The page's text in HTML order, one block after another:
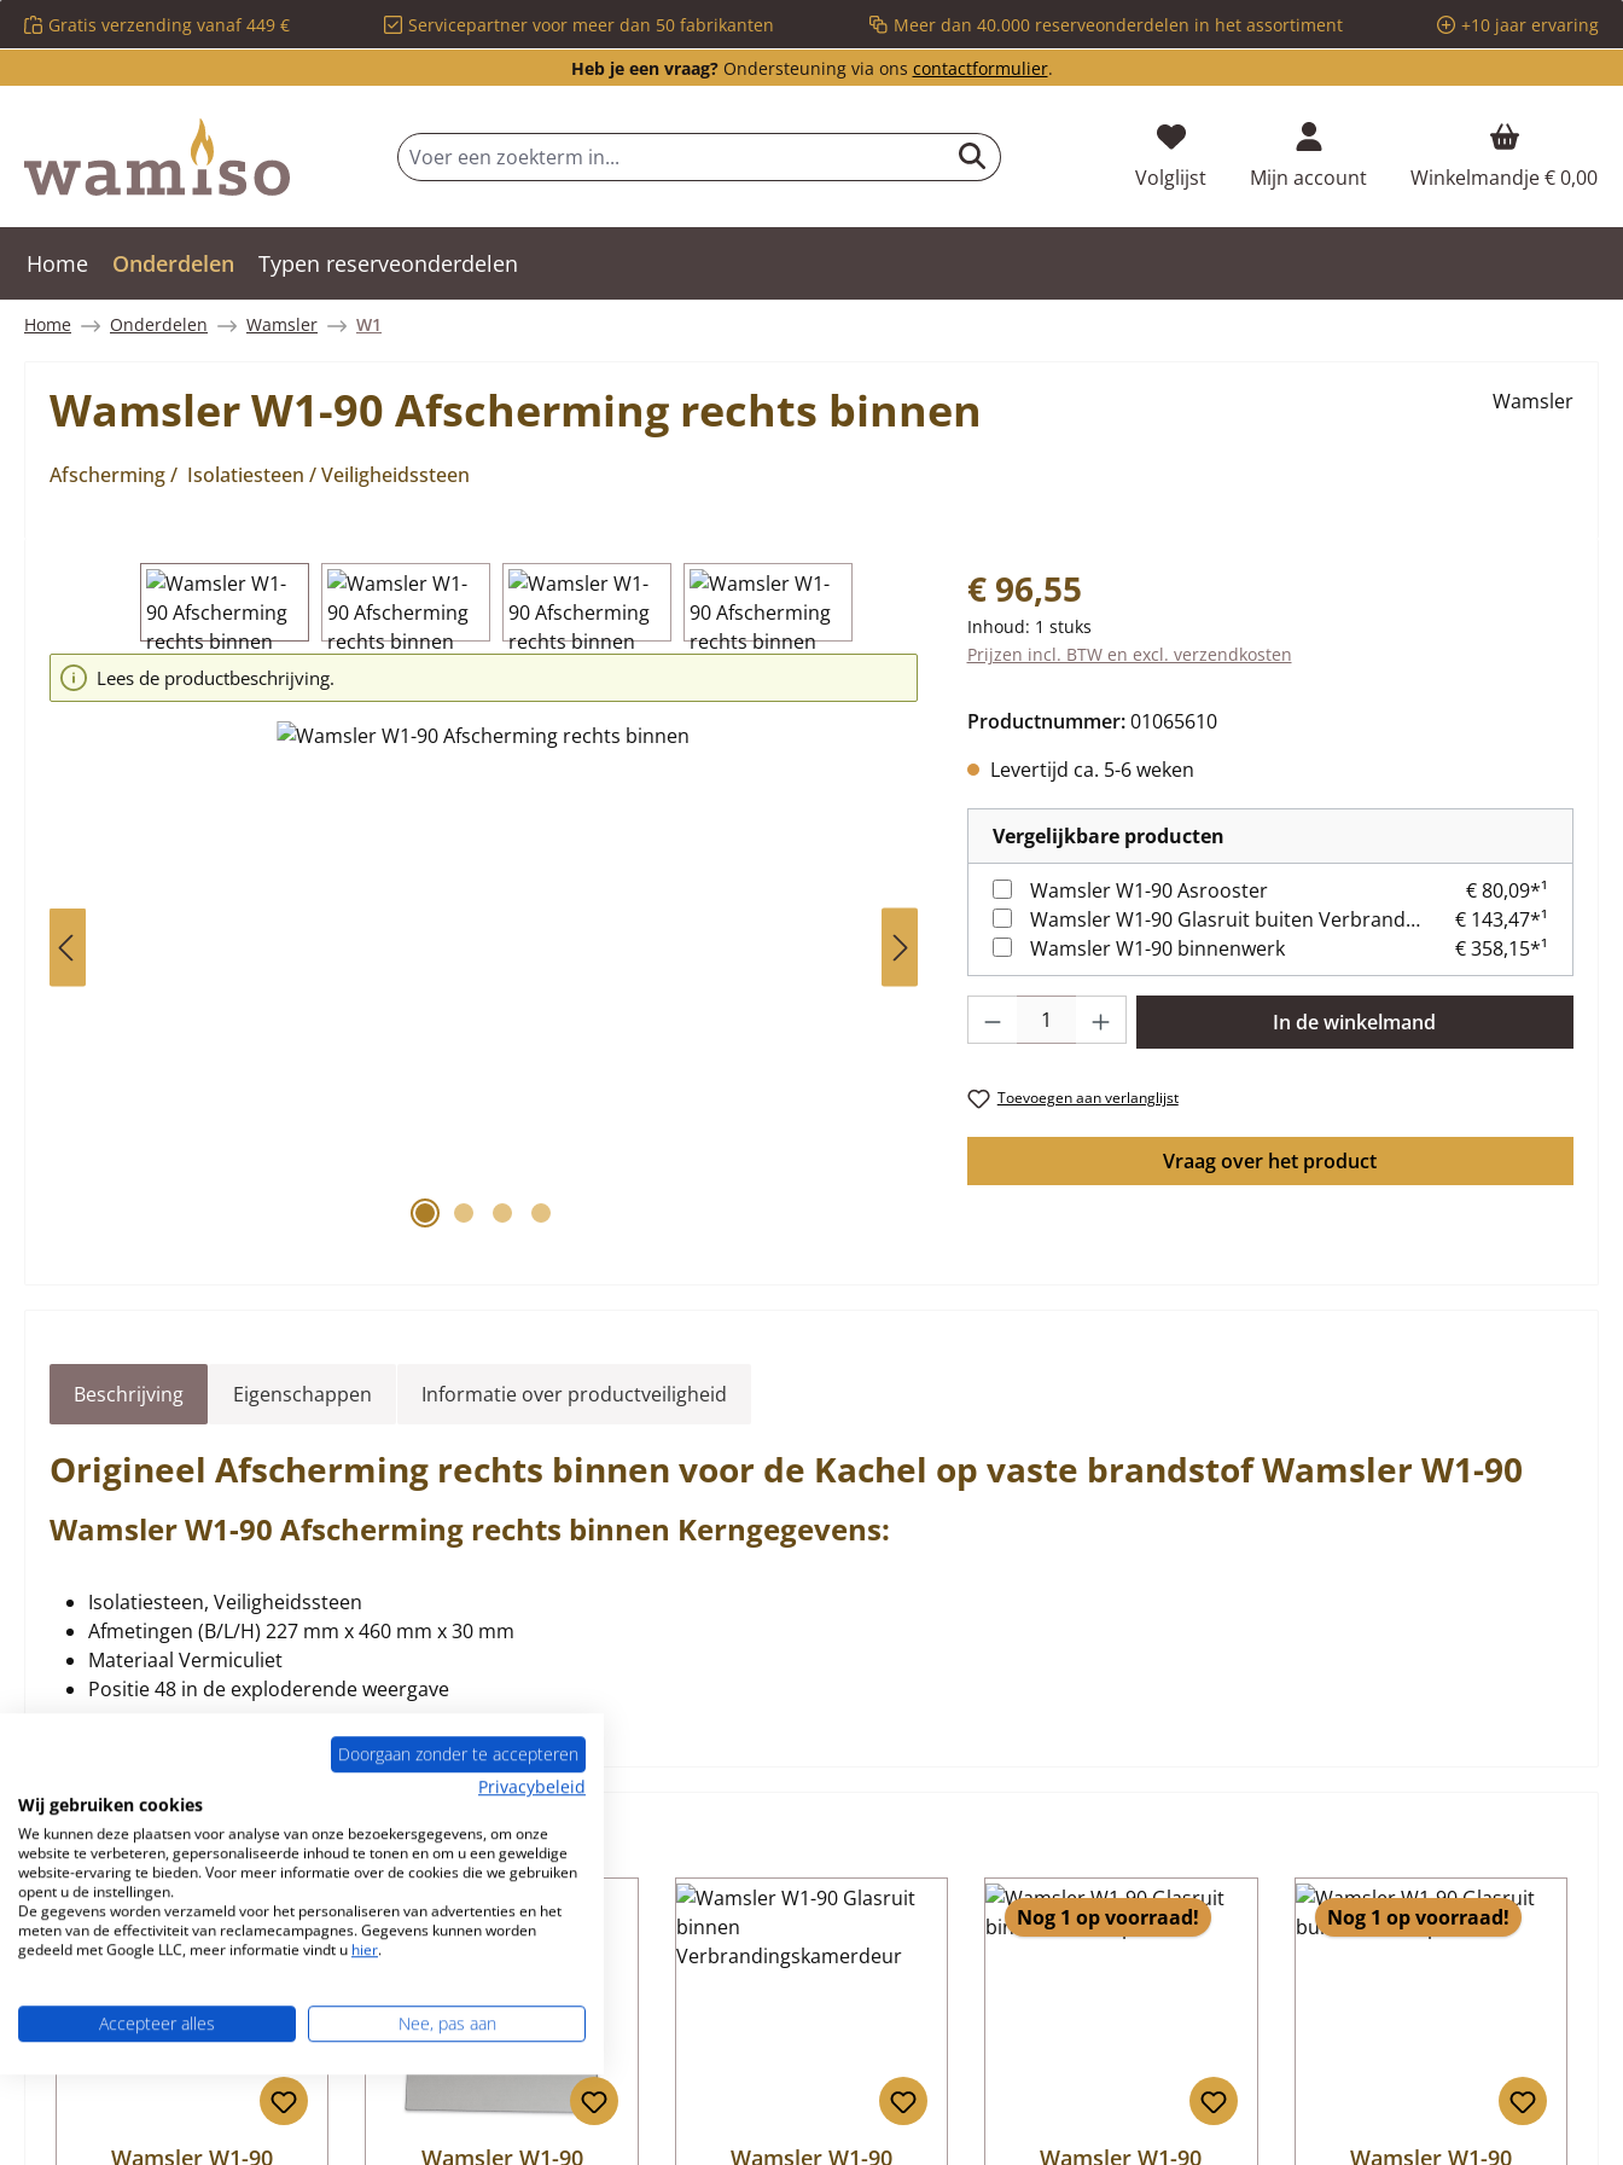
naar de hoofdinhoud
Ga naar de zoekopdracht
Ga naar de hoofdnavigatie
Gratis verzending vanaf 449 € Servicepartner voor meer dan 50 fabrikanten Meer dan 40.000 reserveonderdelen in het assortiment
+10 jaar ervaring
Heb je een vraag?Ondersteuning via ons contactformulier.
VolglijstJe hebt 0 items op je verlanglijstje
Mijn account Winkelmandje€ 0,00
Home Onderdelen Typen reserveonderdelen
Home Onderdelen Wamsler W1
Wamsler W1-90 Afscherming rechts binnen
Afscherming / Isolatiesteen / Veiligheidssteen
Wamsler
Afbeeldingengalerij overslaan
Lees de productbeschrijving.
Normale prijs:
€ 96,55
Inhoud: 1 stuks
Prijzen incl. BTW en excl. verzendkosten
Productnummer:01065610
Levertijd ca. 5-6 weken
Vergelijkbare producten
Wamsler W1-90 Asrooster
€ 80,09*¹
Wamsler W1-90 Glasruit buiten Verbrandingskamerdeur
€ 143,47*¹
Wamsler W1-90 binnenwerk
€ 358,15*¹
Producthoeveelheid: Voer de gewenste hoeveelheid in of gebruik de knoppen
In de winkelmand
Toevoegen aan verlanglijst
Vraag over het product
Beschrijving Eigenschappen Informatie over productveiligheid
Origineel Afscherming rechts binnen voor de Kachel op vaste brandstofWamsler W1-90
WamslerW1-90 Afscherming rechts binnen Kerngegevens:
Isolatiesteen, Veiligheidssteen
Afmetingen (B/L/H) 227 mm x 460 mm x 30 mm
Materiaal Vermiculiet
Positie 48 in de exploderende weergave
Vergelijkbare producten
Productgalerij overslaan
Wamsler W1-90
Wamsler W1-90
Wamsler W1-90
Nog 1 op voorraad!
Wamsler W1-90
Nog 1 op voorraad!
Wamsler W1-90
Doorgaan zonder te accepteren
Privacybeleid
Wij gebruiken cookies
We kunnen deze plaatsen voor analyse van onze bezoekersgegevens, om onze
website te verbeteren, gepersonaliseerde inhoud te tonen en om u een geweldige
website-ervaring te bieden. Voor meer informatie over de cookies die we gebruiken
opent u de instellingen.
De gegevens worden verzameld voor het personaliseren van advertenties en het
meten van de effectiviteit van reclamecampagnes. Gegevens kunnen worden
gedeeld met Google LLC, meer informatie vindt u hier.
Accepteer alles Nee, pas aan